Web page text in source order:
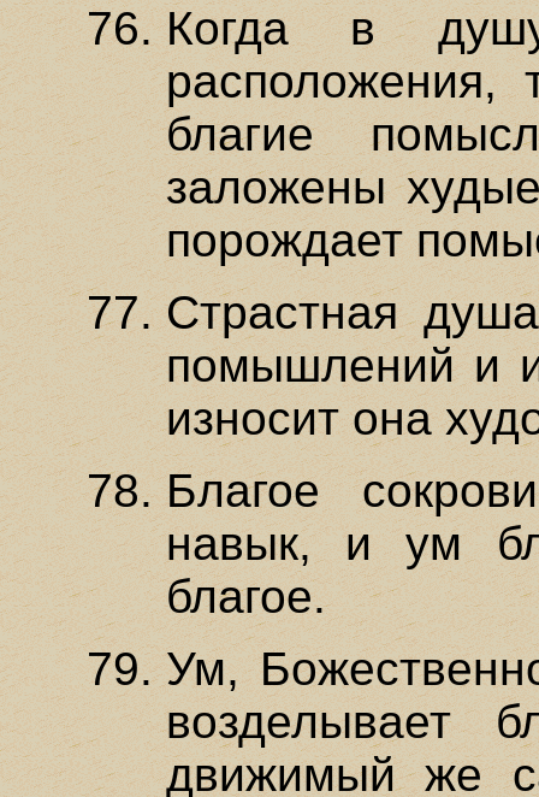
Когда в
расположения,
благие
заложены
порождает
Страстная
помышлений и
износит она
Благое
навык, и ум
благое.
Ум,
возделывает
движимый же